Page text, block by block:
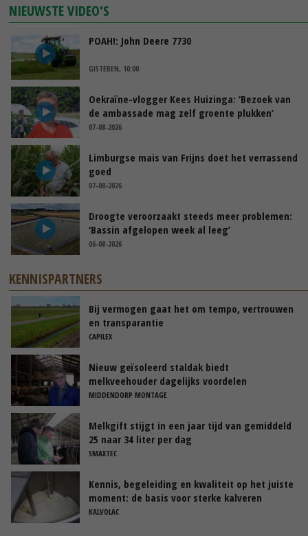
NIEUWSTE VIDEO'S
POAH!: John Deere 7730
GISTEREN, 10:00
Oekraïne-vlogger Kees Huizinga: ‘Bezoek van
de ambassade mag zelf groente plukken’
07-08-2026
Limburgse mais van Frijns doet het verrassend
goed
07-08-2026
Droogte veroorzaakt steeds meer problemen:
‘Bassin afgelopen week al leeg’
06-08-2026
KENNISPARTNERS
Bij vermogen gaat het om tempo, vertrouwen
en transparantie
CAPILEX
Nieuw geïsoleerd staldak biedt
melkveehouder dagelijks voordelen
MIDDENDORP MONTAGE
Melkgift stijgt in een jaar tijd van gemiddeld
25 naar 34 liter per dag
SMAXTEC
Kennis, begeleiding en kwaliteit op het juiste
moment: de basis voor sterke kalveren
KALVOLAC